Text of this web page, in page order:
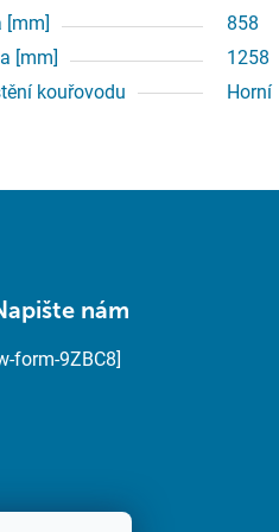
[mm]
858
[mm]
1258
kouřovodu
Horní
nám
form-9ZBC8]